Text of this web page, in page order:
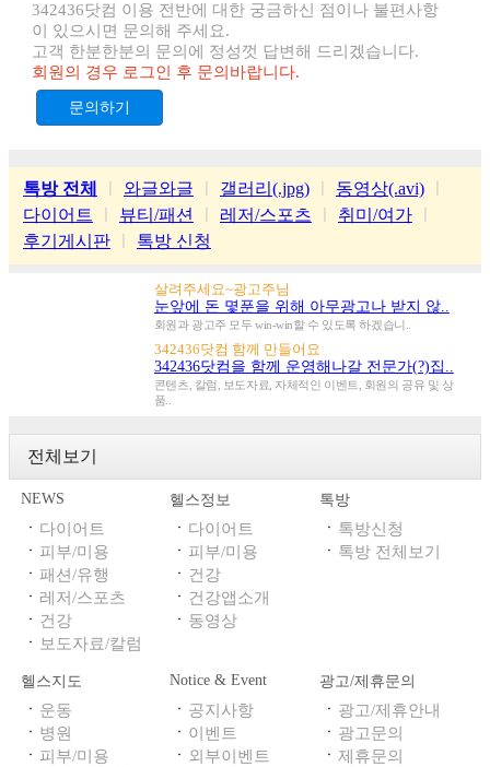
342436닷컴 이용 전반에 대한 궁금하신 점이나 불편사항
이 있으시면 문의해 주세요.
고객 한분한분의 문의에 정성껏 답변해 드리겠습니다.
회원의 경우 로그인 후 문의바랍니다.
문의하기
톡방 전체 와글와글 갤러리(.jpg) 동영상(.avi)
다이어트
뷰티/패션 레저/스포츠 취미/여가
후기게시판
톡방 신청
살려주세요~광고주님
눈앞에 돈 몇푼을 위해 아무광고나 받지 않..
회원과 광고주 모두 win-win할 수 있도록 하겠습니..
342436닷컴 함께 만들어요
342436닷컴을 함께 운영해나갈 전문가(?)집..
콘텐츠, 칼럼, 보도자료, 자체적인 이벤트, 회원의 공유 및 상
품..
전체보기
NEWS
ㆍ 다이어트
ㆍ 피부/미용
ㆍ 패션/유행
ㆍ 레저/스포츠
ㆍ 건강
ㆍ 보도자료/칼럼
헬스정보
ㆍ 다이어트
ㆍ 피부/미용
ㆍ 건강
ㆍ 건강앱소개
ㆍ 동영상
톡방
ㆍ 톡방신청
ㆍ 톡방 전체보기
헬스지도
ㆍ 운동
ㆍ 병원
ㆍ 피부/미용
Notice & Event
ㆍ 공지사항
ㆍ 이벤트
ㆍ 외부이벤트
광고/제휴문의
ㆍ 광고/제휴안내
ㆍ 광고문의
ㆍ 제휴문의